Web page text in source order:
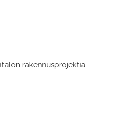
rakennusprojektia